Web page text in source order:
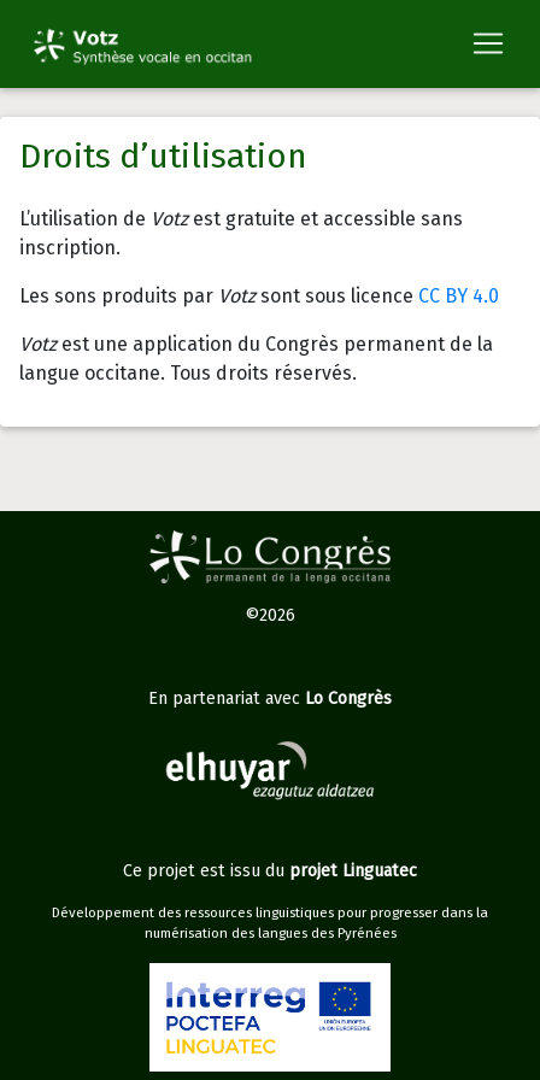
Droits d’utilisation
L’utilisation de Votzest gratuite et accessible sans
inscription.
Les sons produits par Votzsont sous licence CC BY 4.0
Votzest une application du Congrès permanent de la
langue occitane. Tous droits réservés.
©2026
En partenariat avec Lo Congrès
Ce projet est issu du projet Linguatec
Développement des ressources linguistiques pour progresser dans la
numérisation des langues des Pyrénées